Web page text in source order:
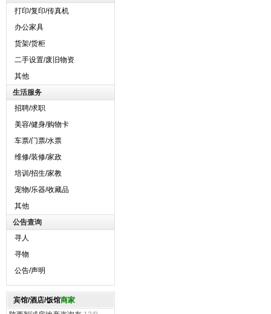
打印/复印/传真机
办公家具
货架/货柜
二手设置/废旧物资
其他
生活服务
招聘/求职
美容/健身/购物卡
车票/门票/水票
维修/装修/家政
培训/招生/家教
宠物/乐器/收藏品
其他
公告查询
寻人
寻物
公告/声明
宾馆/酒店/饭馆商家